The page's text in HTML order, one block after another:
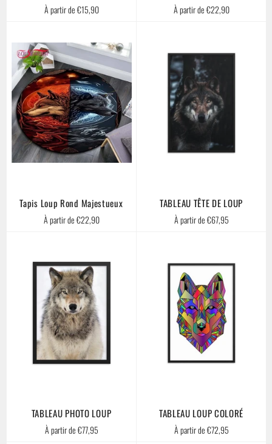
À partir de €15,90 À partir de €22,90
Tapis Loup Rond Majestueux
À partir de €22,90
TABLEAU TÊTE DE LOUP
À partir de €67,95
TABLEAU PHOTO LOUP
À partir de €77,95
TABLEAU LOUP COLORÉ
À partir de €72,95